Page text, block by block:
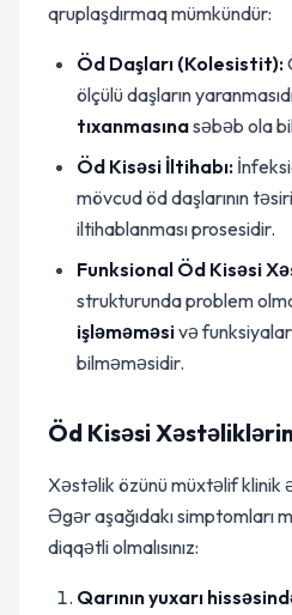
qruplaşdırmaq mümkündür:
Öd Daşları (Kolesistit):
ölçülü daşların
tıxanmasınasəbəb ola
Öd Kisəsi İltihabı:
mövcud öd daşlarının
iltihablanması prosesidir.
Funksional Öd Kisəsi
strukturunda problem
işləməməsivə
bilməməsidir.
Öd Kisəsi
Xəstəlik özünü müxtəlif klinik
Əgər aşağıdakı simptomları
diqqətli olmalısınız:
Qarının yuxarı